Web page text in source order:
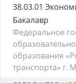
38.03.01
Бакалавр
Федеральное
образования
транспорта» г.